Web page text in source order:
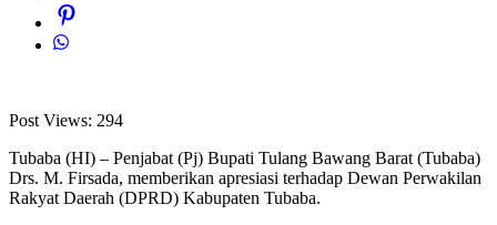
Post Views: 294
Tubaba (HI) – Penjabat (Pj) Bupati Tulang Bawang Barat (Tubaba)
Drs. M. Firsada, memberikan apresiasi terhadap Dewan Perwakilan
Rakyat Daerah (DPRD) Kabupaten Tubaba.